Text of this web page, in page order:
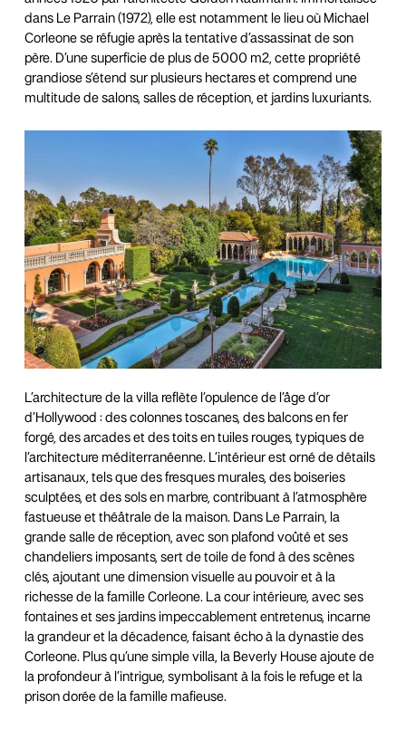
dans Le Parrain (1972), elle est notamment le lieu où Michael
Corleone se réfugie après la tentative d’assassinat de son
père. D’une superficie de plus de 5000 m2, cette propriété
grandiose s’étend sur plusieurs hectares et comprend une
multitude de salons, salles de réception, et jardins luxuriants.
L’architecture de la villa reflète l’opulence de l’âge d’or
d’Hollywood : des colonnes toscanes, des balcons en fer
forgé, des arcades et des toits en tuiles rouges, typiques de
l’architecture méditerranéenne. L’intérieur est orné de détails
artisanaux, tels que des fresques murales, des boiseries
sculptées, et des sols en marbre, contribuant à l’atmosphère
fastueuse et théâtrale de la maison. Dans Le Parrain, la
grande salle de réception, avec son plafond voûté et ses
chandeliers imposants, sert de toile de fond à des scènes
clés, ajoutant une dimension visuelle au pouvoir et à la
richesse de la famille Corleone. La cour intérieure, avec ses
fontaines et ses jardins impeccablement entretenus, incarne
la grandeur et la décadence, faisant écho à la dynastie des
Corleone. Plus qu’une simple villa, la Beverly House ajoute de
la profondeur à l’intrigue, symbolisant à la fois le refuge et la
prison dorée de la famille mafieuse.